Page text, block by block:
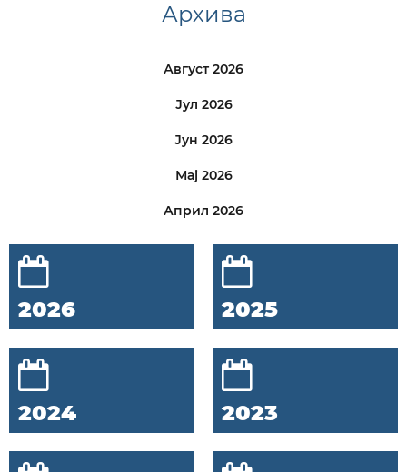
Архива
Август 2026
Јул 2026
Јун 2026
Мај 2026
Април 2026
2026 2025
2024 2023